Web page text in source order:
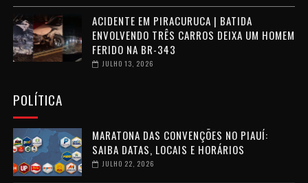
ACIDENTE EM PIRACURUCA | BATIDA
ENVOLVENDO TRÊS CARROS DEIXA UM HOMEM
FERIDO NA BR-343
JULHO 13, 2026
POLÍTICA
MARATONA DAS CONVENÇÕES NO PIAUÍ:
SAIBA DATAS, LOCAIS E HORÁRIOS
JULHO 22, 2026